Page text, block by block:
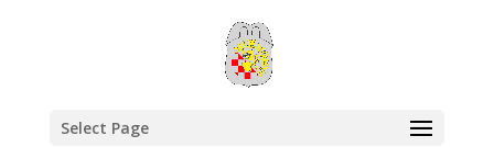
Select Page